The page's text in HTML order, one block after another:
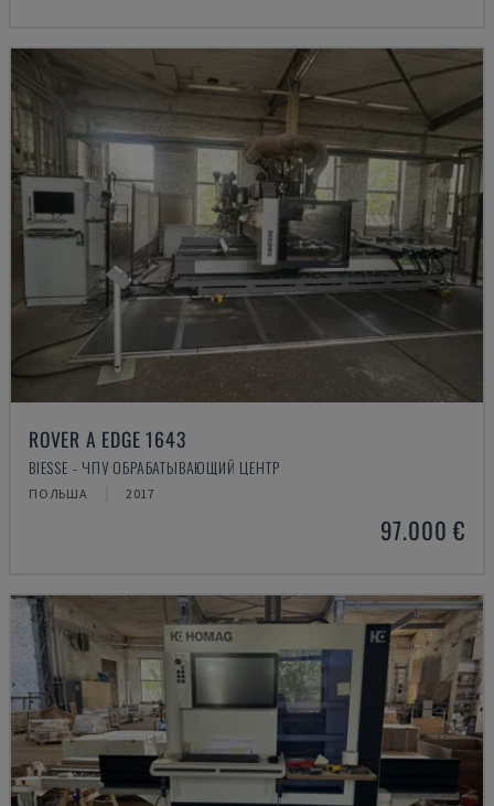
ROVER A EDGE 1643
BIESSE - ЧПУ ОБРАБАТЫВАЮЩИЙ ЦЕНТР
ПОЛЬША 2017
97.000 €